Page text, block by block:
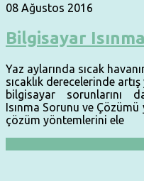
08 Ağustos 2016
Bilgisayar
Yaz aylarında sıcak
sıcaklık derecelerinde artış
bilgisayar sorunlarını
Isınma Sorunu ve Çözümü
çözüm yöntemlerini ele